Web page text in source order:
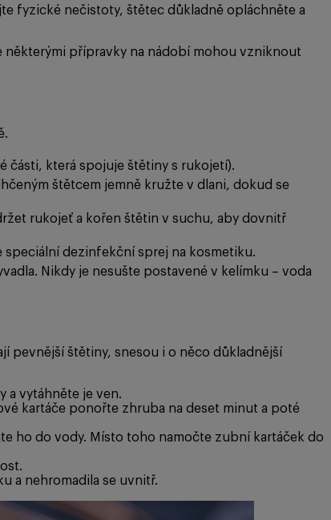
fyzické nečistoty, štětec důkladně opláchněte a
některými přípravky na nádobí mohou vzniknout
části, která spojuje štětiny s rukojetí).
štětcem jemně kružte v dlani, dokud se
rukojeť a kořen štětin v suchu, aby dovnitř
dezinfekční sprej na kosmetiku.
Nikdy je nesušte postavené v kelímku – voda
pevnější štětiny, snesou i o něco důkladnější
a vytáhněte je ven.
kartáče ponořte zhruba na deset minut a poté
ho do vody. Místo toho namočte zubní kartáček do
a nehromadila se uvnitř.